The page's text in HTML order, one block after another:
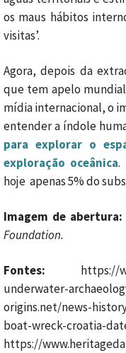
os maus hábitos
visitas’.
Agora, depois da
que tem apelo
mídia internacional, o
entender a índole
para explorar o
exploração oceânica.
hoje apenas 5% do
Imagem de abertura:
Foundation.
Fontes: https://
underwater-
origins.net/news-
boat-wreck-croatia-
https://